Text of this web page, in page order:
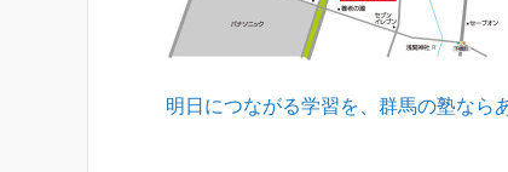
明日につながる学習を、群馬の塾なら